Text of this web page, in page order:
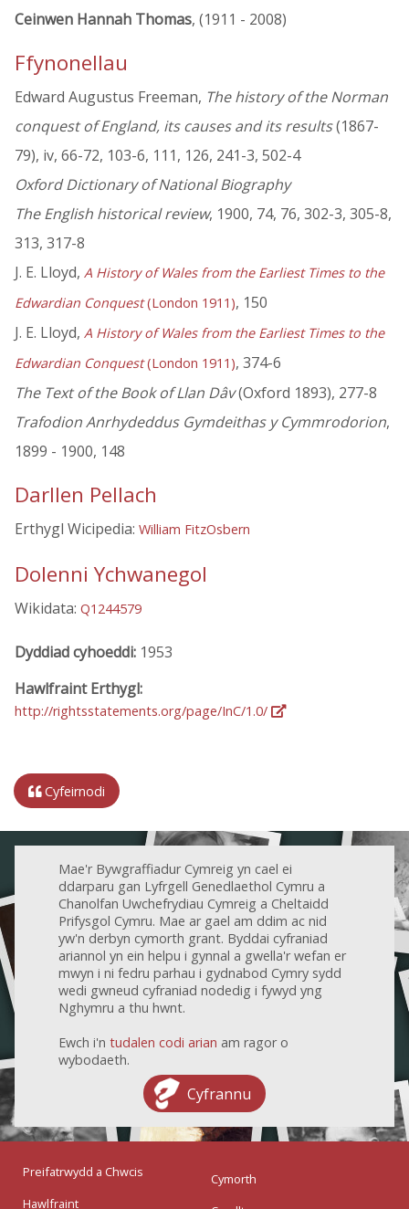
Ceinwen Hannah Thomas, (1911 - 2008)
Ffynonellau
Edward Augustus Freeman, The history of the Norman
conquest of England, its causes and its results(1867-
79), iv, 66-72, 103-6, 111, 126, 241-3, 502-4
Oxford Dictionary of National Biography
The English historical review, 1900, 74, 76, 302-3, 305-8,
313, 317-8
J. E. Lloyd, A History of Wales from the Earliest Times to the
Edwardian Conquest(London 1911), 150
J. E. Lloyd, A History of Wales from the Earliest Times to the
Edwardian Conquest(London 1911), 374-6
The Text of the Book of Llan Dâv(Oxford 1893), 277-8
Trafodion Anrhydeddus Gymdeithas y Cymmrodorion,
1899 - 1900, 148
Darllen Pellach
Erthygl Wicipedia: William FitzOsbern
Dolenni Ychwanegol
Wikidata: Q1244579
Dyddiad cyhoeddi: 1953
Hawlfraint Erthygl:
http://rightsstatements.org/page/InC/1.0/
Cyfeirnodi
Mae'r Bywgraffiadur Cymreig yn cael ei
ddarparu gan Lyfrgell Genedlaethol Cymru a
Chanolfan Uwchefrydiau Cymreig a Cheltaidd
Prifysgol Cymru. Mae ar gael am ddim ac nid
yw'n derbyn cymorth grant. Byddai cyfraniad
ariannol yn ein helpu i gynnal a gwella'r wefan er
mwyn i ni fedru parhau i gydnabod Cymry sydd
wedi gwneud cyfraniad nodedig i fywyd yng
Nghymru a thu hwnt.
Ewch i'n tudalen codi arian am ragor o
wybodaeth.
Cyfrannu
Preifatrwydd a Chwcis
Hawlfraint
Cymorth